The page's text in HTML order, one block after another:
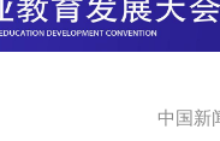
中国新